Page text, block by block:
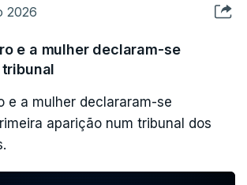
a unidade territorial e a
Unidos como pretende
também ser independentes da
2026
e a mulher declaram-se
e a mulher declararam-se
aparição num tribunal dos